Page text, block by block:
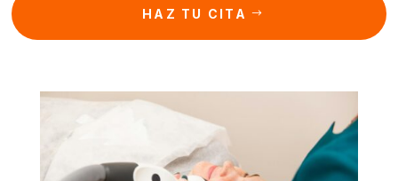
HAZ TU CITA